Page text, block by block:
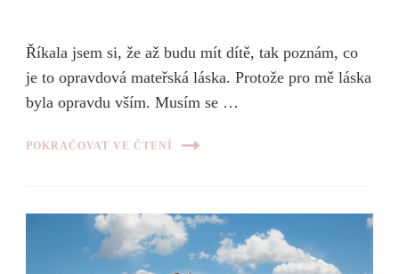
Říkala jsem si, že až budu mít dítě, tak poznám, co
je to opravdová mateřská láska. Protože pro mě láska
byla opravdu vším. Musím se …
POKRAČOVAT VE ČTENÍ